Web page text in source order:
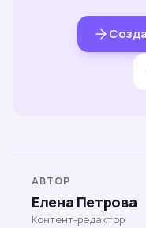
АВТОР
Елена Петрова
Контент-редактор